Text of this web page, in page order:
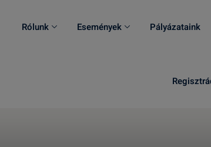
Rólunk Események Pályázataink